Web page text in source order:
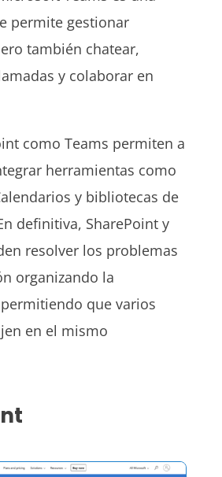
permite gestionar
también chatear,
y colaborar en
como Teams permiten a
herramientas como
y bibliotecas de
definitiva, SharePoint y
resolver los problemas
organizando la
que varios
en el mismo